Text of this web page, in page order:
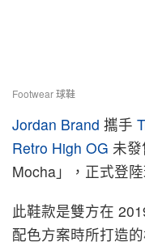
Footwear 球鞋
Jordan Brand 攜手
Retro High OG 未
Mocha」， 正式登
此鞋款是雙方在
配色方案時所打造